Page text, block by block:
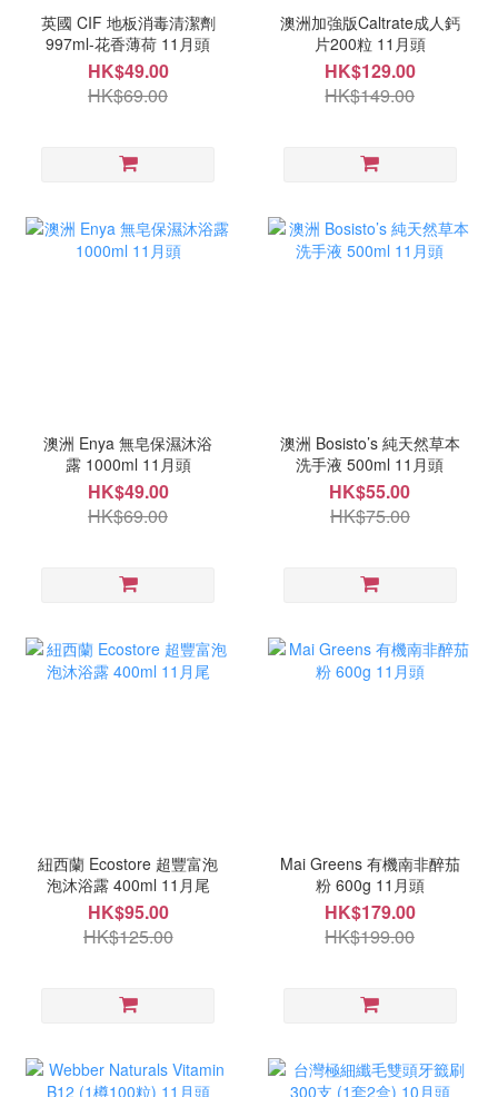
英國 CIF 地板消毒清潔劑
997ml-花香薄荷 11月頭
HK$49.00
HK$69.00
澳洲加強版Caltrate成人鈣
片200粒 11月頭
HK$129.00
HK$149.00
澳洲 Enya 無皂保濕沐浴
露 1000ml 11月頭
HK$49.00
HK$69.00
澳洲 Bosisto’s 純天然草本
洗手液 500ml 11月頭
HK$55.00
HK$75.00
紐西蘭 Ecostore 超豐富泡
泡沐浴露 400ml 11月尾
HK$95.00
HK$125.00
Mai Greens 有機南非醉茄
粉 600g 11月頭
HK$179.00
HK$199.00